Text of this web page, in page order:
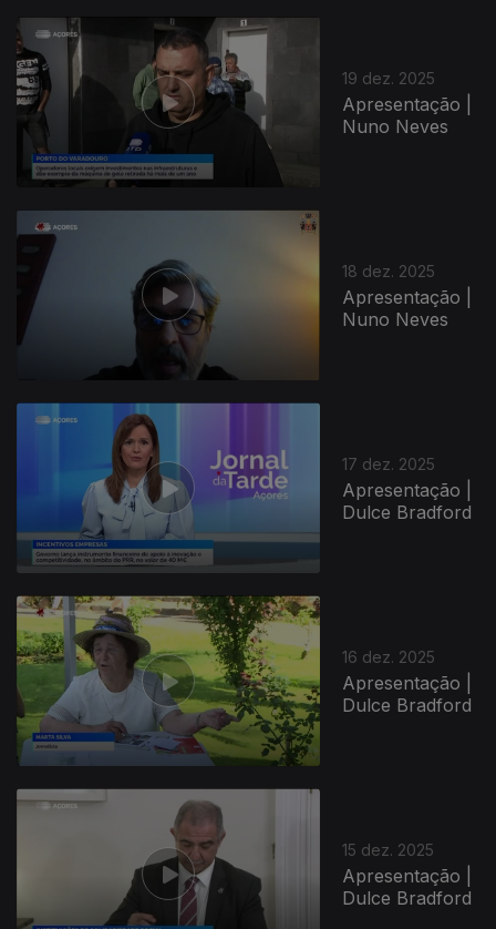
19 dez. 2025
Apresentação |
Nuno Neves
18 dez. 2025
Apresentação |
Nuno Neves
17 dez. 2025
Apresentação |
Dulce Bradford
16 dez. 2025
Apresentação |
Dulce Bradford
15 dez. 2025
Apresentação |
Dulce Bradford
896084